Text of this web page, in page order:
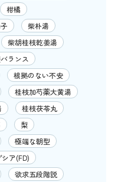
柑橘
柴朴湯
柴胡桂枝乾姜湯
ランス
根拠のない不安
桂枝加芍薬大黄湯
桂枝茯苓丸
梨
極端な朝型
ア(FD)
欲求五段階説